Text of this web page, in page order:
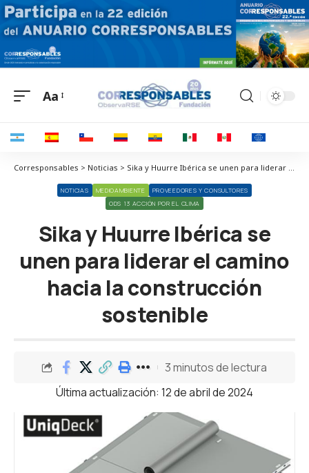
Aa
Corresponsables > Noticias > Sika y Huurre Ibérica se unen para liderar el camino hacia la construcción sostenible
NOTICIAS MEDIOAMBIENTE
PROVEEDORES Y CONSULTORES
ODS 13 ACCIÓN POR EL CLIMA
Sika y Huurre Ibérica se
unen para liderar el camino
hacia la construcción
sostenible
Última actualización: 12 de abril de 2024
3 minutos de lectura